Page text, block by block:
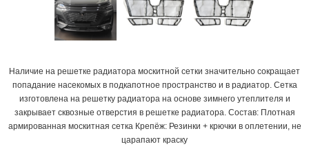
Наличие на решетке радиатора москитной сетки значительно сокращает
попадание насекомых в подкапотное пространство и в радиатор. Сетка
изготовлена на решетку радиатора на основе зимнего утеплителя и
закрывает сквозные отверстия в решетке радиатора. Состав: Плотная
армированная москитная сетка Крепёж: Резинки + крючки в оплетении, не
царапают краску